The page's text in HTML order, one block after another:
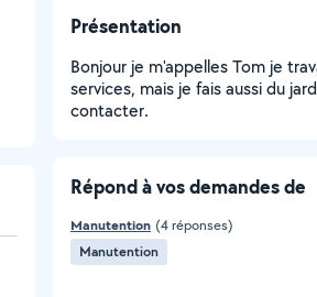
Présentation
Bonjour je m'appelles Tom je
services, mais je fais aussi du
contacter.
Répond à vos demandes de
Manutention (4 réponses)
Manutention